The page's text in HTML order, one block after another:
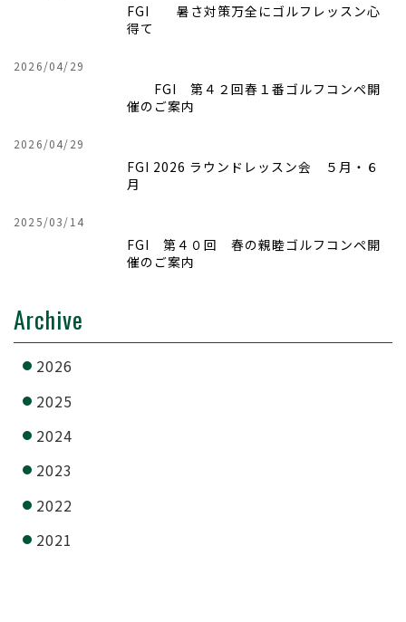
FGI 暑さ対策万全にゴルフレッスン心
得て
2026/04/29
FGI 第４２回春１番ゴルフコンペ開
催のご案内
2026/04/29
FGI 2026 ラウンドレッスン会 ５月・６
月
2025/03/14
FGI 第４０回 春の親睦ゴルフコンペ開
催のご案内
Archive
2026
2025
2024
2023
2022
2021